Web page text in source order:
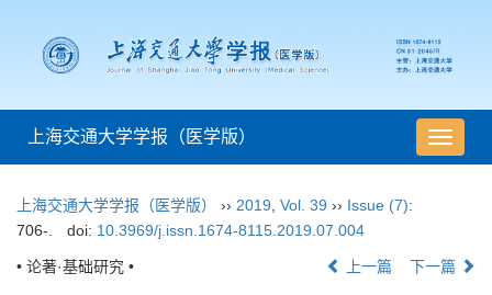
导
航
上海交通大学学报（医学版）
上海交通大学学报（医学版） ›› 2019 Vol. 39 ›› Issue (7):
706-.
doi: 10.3969/j.issn.1674-8115.2019.07.004
• 论著·基础研究 • 上一篇 下一篇